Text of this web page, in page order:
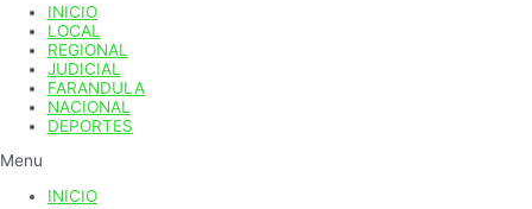
INICIO
LOCAL
REGIONAL
JUDICIAL
FARANDULA
NACIONAL
DEPORTES
Menu
INICIO